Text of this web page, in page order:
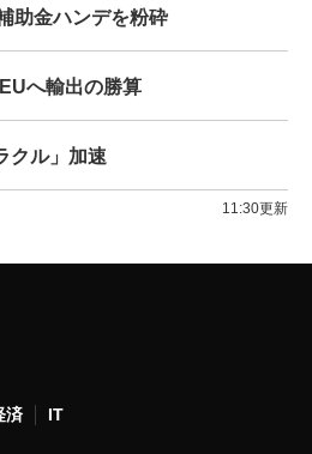
助金ハンデを粉砕
へ輸出の勝算
クル」加速
11:30更新
済 IT